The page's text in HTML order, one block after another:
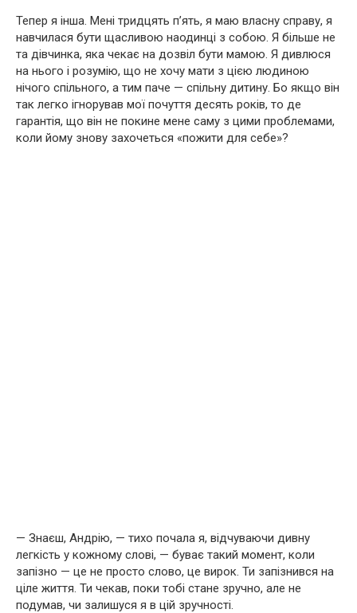
Тепер я інша. Мені тридцять п’ять, я маю власну справу, я
навчилася бути щасливою наодинці з собою. Я більше не
та дівчинка, яка чекає на дозвіл бути мамою. Я дивлюся
на нього і розумію, що не хочу мати з цією людиною
нічого спільного, а тим паче — спільну дитину. Бо якщо він
так легко ігнорував мої почуття десять років, то де
гарантія, що він не покине мене саму з цими проблемами,
коли йому знову захочеться «пожити для себе»?
— Знаєш, Андрію, — тихо почала я, відчуваючи дивну
легкість у кожному слові, — буває такий момент, коли
запізно — це не просто слово, це вирок. Ти запізнився на
ціле життя. Ти чекав, поки тобі стане зручно, але не
подумав, чи залишуся я в цій зручності.